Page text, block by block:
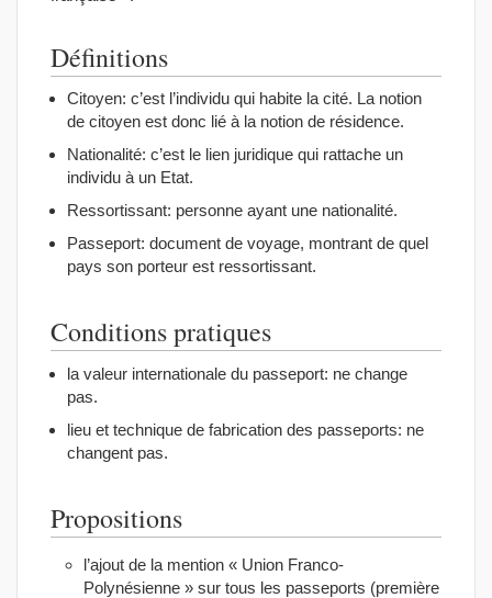
Définitions
Citoyen: c’est l’individu qui habite la cité. La notion
de citoyen est donc lié à la notion de résidence.
Nationalité: c’est le lien juridique qui rattache un
individu à un Etat.
Ressortissant: personne ayant une nationalité.
Passeport: document de voyage, montrant de quel
pays son porteur est ressortissant.
Conditions pratiques
la valeur internationale du passeport: ne change
pas.
lieu et technique de fabrication des passeports: ne
changent pas.
Propositions
l’ajout de la mention « Union Franco-
Polynésienne » sur tous les passeports (première